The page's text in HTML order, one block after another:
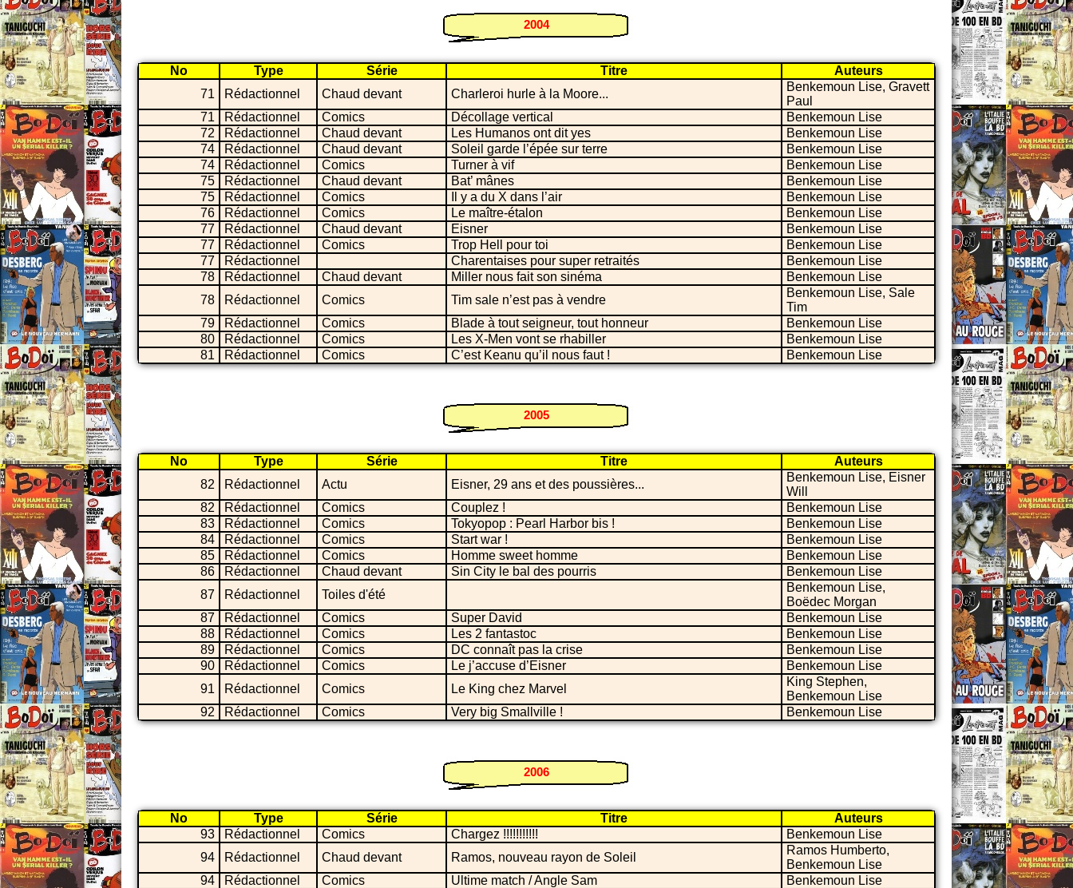
2004
No Type Série Titre
Auteurs
71
Rédactionnel Chaud devant Charleroi hurle à la Moore...
Benkemoun Lise, Gravett
Paul
71
Rédactionnel Comics Décollage vertical
Benkemoun Lise
72
Rédactionnel Chaud devant Les Humanos ont dit yes
Benkemoun Lise
74
Rédactionnel Chaud devant Soleil garde l’épée sur terre
Benkemoun Lise
74
Rédactionnel Comics Turner à vif
Benkemoun Lise
75
Rédactionnel Chaud devant Bat’ mânes
Benkemoun Lise
75
Rédactionnel Comics Il y a du X dans l’air
Benkemoun Lise
76
Rédactionnel Comics Le maître-étalon
Benkemoun Lise
77
Rédactionnel Chaud devant Eisner
Benkemoun Lise
77
Rédactionnel Comics Trop Hell pour toi
Benkemoun Lise
77
Rédactionnel Charentaises pour super retraités
Benkemoun Lise
78
Rédactionnel Chaud devant Miller nous fait son sinéma
Benkemoun Lise
78
Rédactionnel Comics Tim sale n’est pas à vendre
Benkemoun Lise, Sale
Tim
79
Rédactionnel Comics Blade à tout seigneur, tout honneur
Benkemoun Lise
80
Rédactionnel Comics Les X-Men vont se rhabiller
Benkemoun Lise
81
Rédactionnel Comics C’est Keanu qu’il nous faut ! Benkemoun Lise
2005
No Type Série Titre
Auteurs
82
Rédactionnel Actu Eisner, 29 ans et des poussières...
Benkemoun Lise, Eisner
Will
82
Rédactionnel Comics Couplez !
Benkemoun Lise
83
Rédactionnel Comics Tokyopop : Pearl Harbor bis !
Benkemoun Lise
84
Rédactionnel Comics Start war !
Benkemoun Lise
85
Rédactionnel Comics Homme sweet homme
Benkemoun Lise
86
Rédactionnel Chaud devant Sin City le bal des pourris
Benkemoun Lise
87
Rédactionnel Toiles d'été
Benkemoun Lise,
Boëdec Morgan
87
Rédactionnel Comics Super David
Benkemoun Lise
88
Rédactionnel Comics Les 2 fantastoc
Benkemoun Lise
89
Rédactionnel Comics DC connaît pas la crise
Benkemoun Lise
90
Rédactionnel Comics Le j’accuse d’Eisner
Benkemoun Lise
91
Rédactionnel Comics Le King chez Marvel
King Stephen,
Benkemoun Lise
92
Rédactionnel Comics Very big Smallville ! Benkemoun Lise
2006
No Type Série Titre
Auteurs
93
Rédactionnel Comics Chargez !!!!!!!!!!!
Benkemoun Lise
94
Rédactionnel Chaud devant Ramos, nouveau rayon de Soleil
Ramos Humberto,
Benkemoun Lise
94
Rédactionnel Comics Ultime match / Angle Sam Benkemoun Lise